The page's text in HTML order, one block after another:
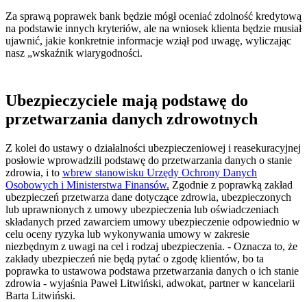
Za sprawą poprawek bank będzie mógł oceniać zdolność kredytową
na podstawie innych kryteriów, ale na wniosek klienta będzie musiał
ujawnić, jakie konkretnie informacje wziął pod uwagę, wyliczając
nasz „wskaźnik wiarygodności.
Ubezpieczyciele mają podstawę do
przetwarzania danych zdrowotnych
Z kolei do ustawy o działalności ubezpieczeniowej i reasekuracyjnej
posłowie wprowadzili podstawę do przetwarzania danych o stanie
zdrowia, i to wbrew stanowisku Urzędy Ochrony Danych
Osobowych i Ministerstwa Finansów. Zgodnie z poprawką zakład
ubezpieczeń przetwarza dane dotyczące zdrowia, ubezpieczonych
lub uprawnionych z umowy ubezpieczenia lub oświadczeniach
składanych przed zawarciem umowy ubezpieczenie odpowiednio w
celu oceny ryzyka lub wykonywania umowy w zakresie
niezbędnym z uwagi na cel i rodzaj ubezpieczenia. - Oznacza to, że
zakłady ubezpieczeń nie będą pytać o zgodę klientów, bo ta
poprawka to ustawowa podstawa przetwarzania danych o ich stanie
zdrowia - wyjaśnia Paweł Litwiński, adwokat, partner w kancelarii
Barta Litwiński.